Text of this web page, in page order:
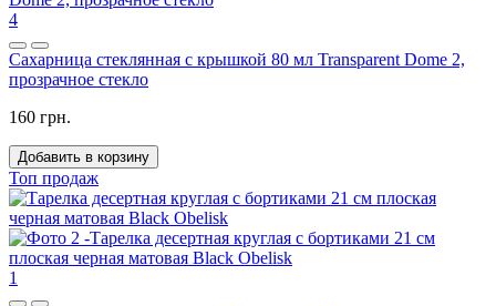
4
Сахарница стеклянная с крышкой 80 мл Transparent Dome 2,
прозрачное стекло
160 грн.
Добавить в корзину
Топ продаж
1